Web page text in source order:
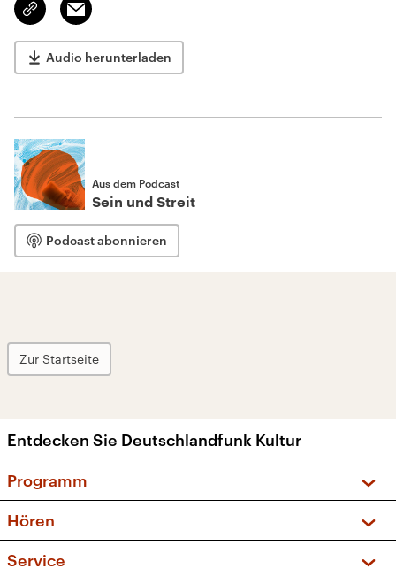
kopieren/teilen
Audio herunterladen
Aus dem Podcast
Sein und Streit
Podcast abonnieren
Zur Startseite
Entdecken Sie Deutschlandfunk Kultur
Programm
Sendungen und Podcasts
Musikliste
Hören
Service